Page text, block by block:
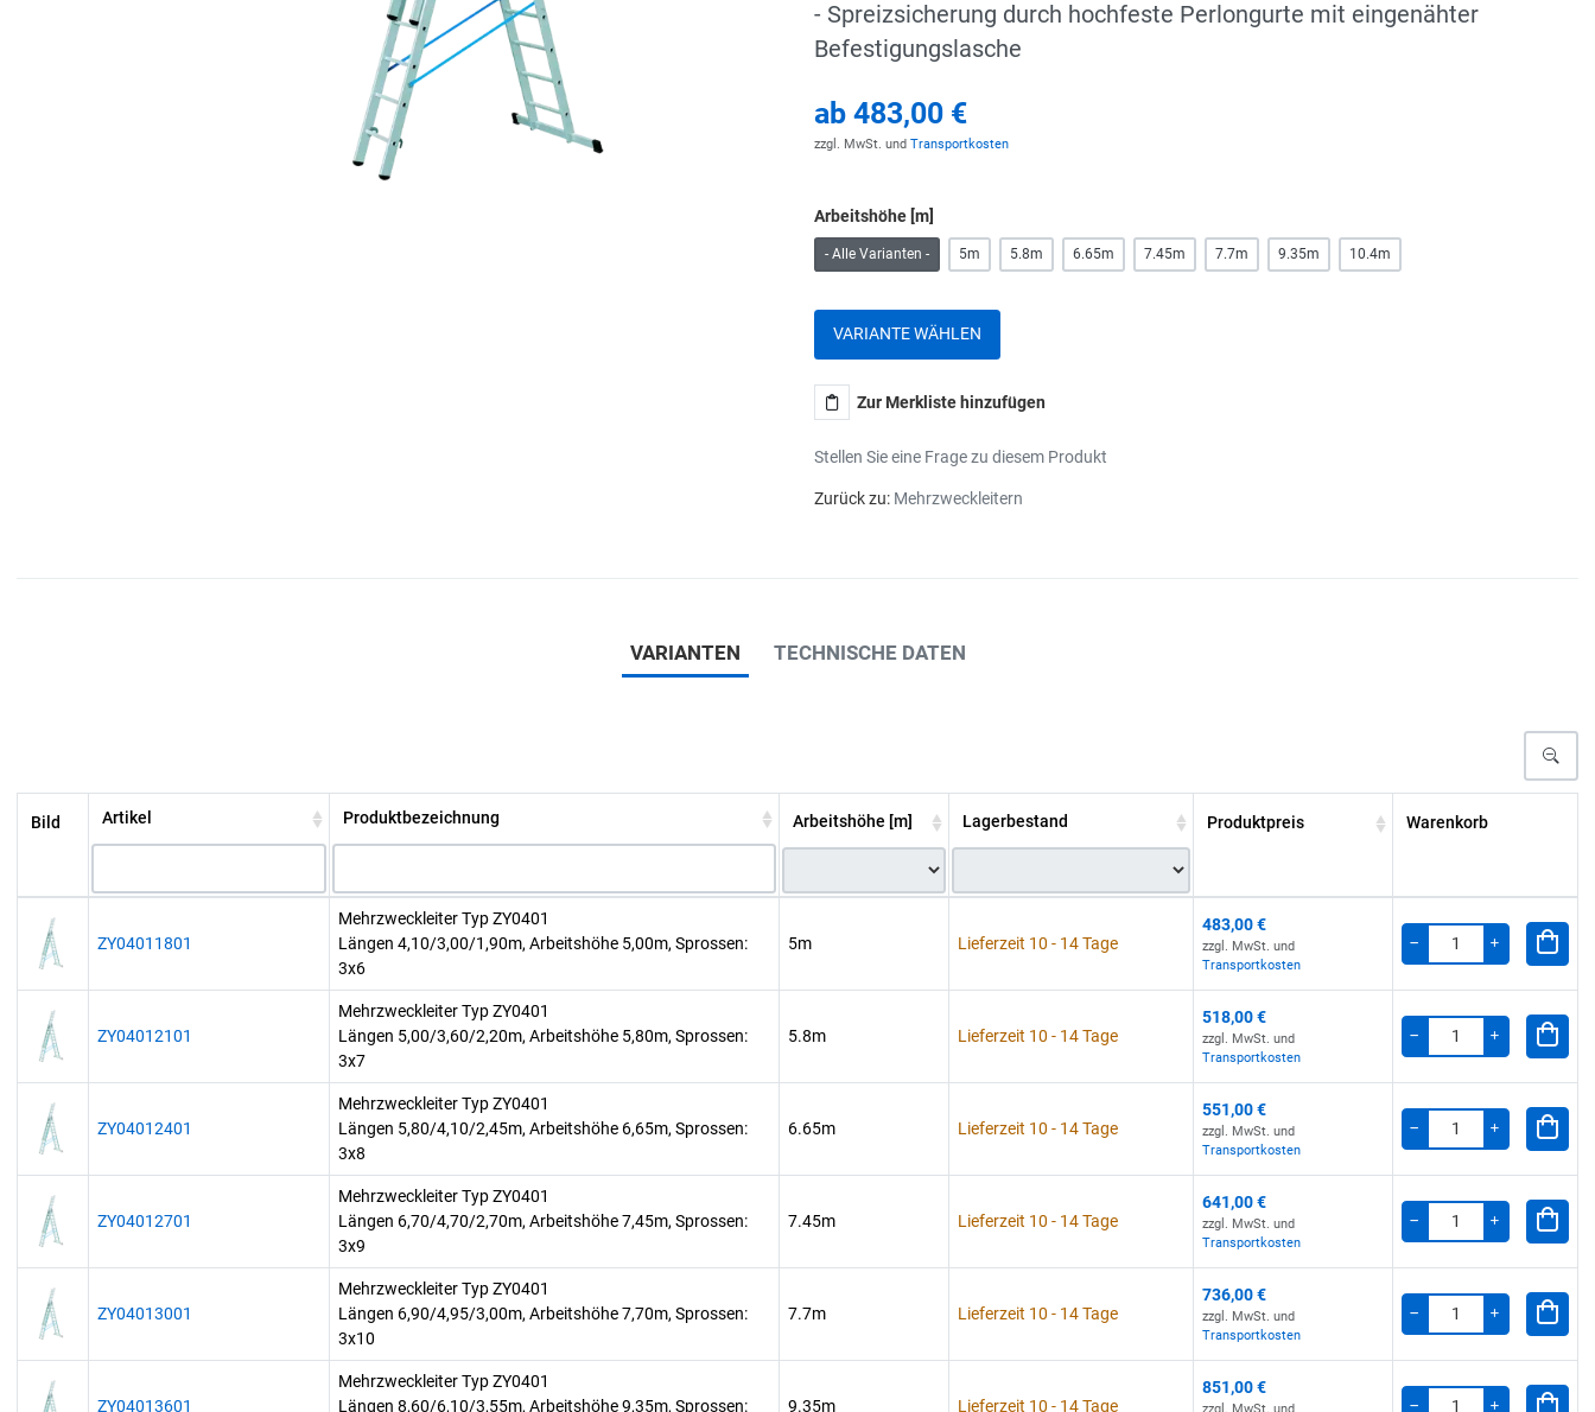
- Spreizsicherung durch hochfeste Perlongurte mit eingenähter
Befestigungslasche
ab 483,00 €
zzgl. MwSt. und Transportkosten
Arbeitshöhe [m]
- Alle Varianten - 5m 5.8m 6.65m 7.45m 7.7m 9.35m 10.4m
VARIANTE WÄHLEN
Zur Merkliste hinzufügen
Stellen Sie eine Frage zu diesem Produkt
Zurück zu: Mehrzweckleitern
VARIANTEN TECHNISCHE DATEN
Bild Artikel Produktbezeichnung Arbeitshöhe [m] Lagerbestand Produktpreis Warenkorb
ZY04011801
Mehrzweckleiter Typ ZY0401
Längen 4,10/3,00/1,90m, Arbeitshöhe 5,00m, Sprossen:
3x6
5m Lieferzeit 10 - 14 Tage
483,00 €
zzgl. MwSt. und
Transportkosten
ZY04012101
Mehrzweckleiter Typ ZY0401
Längen 5,00/3,60/2,20m, Arbeitshöhe 5,80m, Sprossen:
3x7
5.8m Lieferzeit 10 - 14 Tage
518,00 €
zzgl. MwSt. und
Transportkosten
ZY04012401
Mehrzweckleiter Typ ZY0401
Längen 5,80/4,10/2,45m, Arbeitshöhe 6,65m, Sprossen:
3x8
6.65m Lieferzeit 10 - 14 Tage
551,00 €
zzgl. MwSt. und
Transportkosten
ZY04012701
Mehrzweckleiter Typ ZY0401
Längen 6,70/4,70/2,70m, Arbeitshöhe 7,45m, Sprossen:
3x9
7.45m Lieferzeit 10 - 14 Tage
641,00 €
zzgl. MwSt. und
Transportkosten
ZY04013001
Mehrzweckleiter Typ ZY0401
Längen 6,90/4,95/3,00m, Arbeitshöhe 7,70m, Sprossen:
3x10
7.7m Lieferzeit 10 - 14 Tage
736,00 €
zzgl. MwSt. und
Transportkosten
ZY04013601
Mehrzweckleiter Typ ZY0401
Längen 8,60/6,10/3,55m, Arbeitshöhe 9,35m, Sprossen:
9.35m Lieferzeit 10 - 14 Tage
851,00 €